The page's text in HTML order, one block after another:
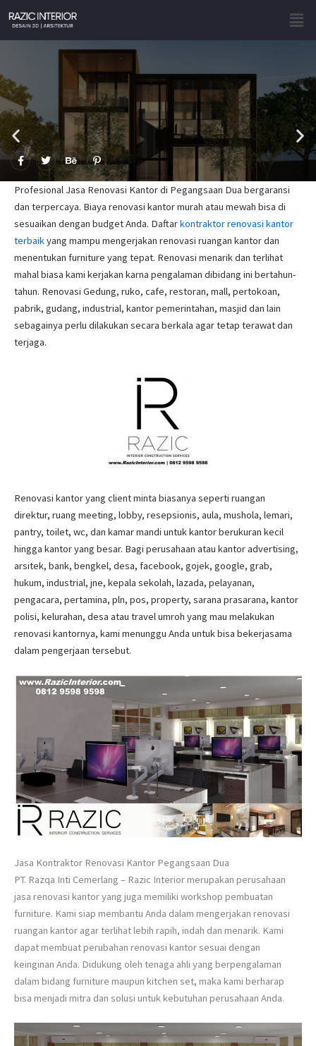
content
F
a
e
b
o
k
f
T
w
t
t
e
r
B
e
h
a
n
c
e
P
i
n
t
e
r
e
s
-
p
Profesional Jasa Renovasi Kantor di Pegangsaan Dua bergaransi
dan terpercaya. Biaya renovasi kantor murah atau mewah bisa di
sesuaikan dengan budget Anda. Daftarkontraktor renovasi kantor
terbaikyang mampu mengerjakan renovasi ruangan kantor dan
menentukan furniture yang tepat. Renovasi menarik dan terlihat
mahal biasa kami kerjakan karna pengalaman dibidang ini bertahun-
tahun. Renovasi Gedung, ruko, cafe, restoran, mall, pertokoan,
pabrik, gudang, industrial, kantor pemerintahan, masjid dan lain
sebagainya perlu dilakukan secara berkala agar tetap terawat dan
terjaga.
Renovasi kantor yang client minta biasanya seperti ruangan
direktur, ruang meeting, lobby, resepsionis, aula, mushola, lemari,
pantry, toilet, wc, dan kamar mandi untuk kantor berukuran kecil
hingga kantor yang besar. Bagi perusahaan atau kantor advertising,
arsitek, bank, bengkel, desa, facebook, gojek, google, grab,
hukum, industrial, jne, kepala sekolah, lazada, pelayanan,
pengacara, pertamina, pln, pos, property, sarana prasarana, kantor
polisi, kelurahan, desa atau travel umroh yang mau melakukan
renovasi kantornya, kami menunggu Anda untuk bisa bekerjasama
dalam pengerjaan tersebut.
Jasa Kontraktor Renovasi Kantor Pegangsaan Dua
PT. Razqa Inti Cemerlang – Razic Interior merupakan perusahaan
jasa renovasi kantor yang juga memiliki workshop pembuatan
furniture. Kami siap membantu Anda dalam mengerjakan renovasi
ruangan kantor agar terlihat lebih rapih, indah dan menarik. Kami
dapat membuat perubahan renovasi kantor sesuai dengan
keinginan Anda. Didukung oleh tenaga ahli yang berpengalaman
dalam bidang furniture maupun kitchen set, maka kami berharap
bisa menjadi mitra dan solusi untuk kebutuhan perusahaan Anda.